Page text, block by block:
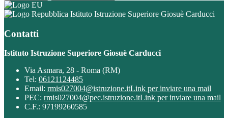
Istituto Istruzione Superiore Giosuè Carducci
Contatti
Istituto Istruzione Superiore Giosuè Carducci
Via Asmara, 28 - Roma (RM)
Tel: 06121124485
Email: rmis027004@istruzione.itLink per inviare una mail
PEC: rmis027004@pec.istruzione.itLink per inviare una mail
C.F.: 97199260585